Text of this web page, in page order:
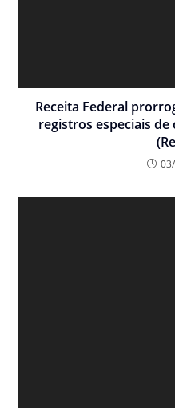
Receita Federal
registros especiais